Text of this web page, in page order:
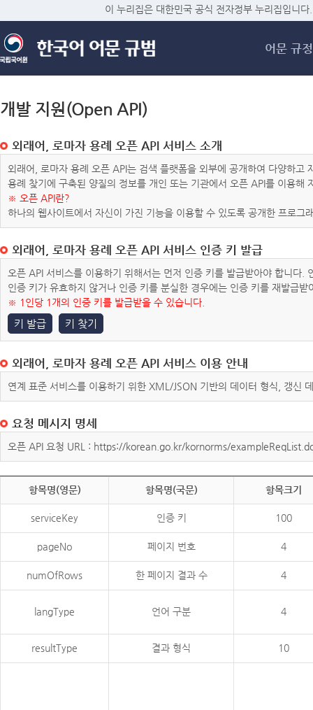
메
이 누리집은 대한민국 공식 전자정부 누리집입니다.
어문 규정
개발 지원(Open API)
외래어, 로마자 용례 오픈 API 서비스 소개
외래어, 로마자 용례 오픈 API는 검색 플랫폼을 외부에 공개하여 다양하
용례 찾기에 구축된 양질의 정보를 개인 또는 기관에서 오픈 API를 이용해
※ 오픈 API란?
하나의 웹사이트에서 자신이 가진 기능을 이용할 수 있도록 공개한 프로그
외래어, 로마자 용례 오픈 API 서비스 인증 키 발급
오픈 API 서비스를 이용하기 위해서는 먼저 인증 키를 발급받아야 합니다
인증 키가 유효하지 않거나 인증 키를 분실한 경우에는 인증 키를 재발급받
※ 1인당 1개의 인증 키를 발급받을 수 있습니다.
키 발급 키 찾기
외래어, 로마자 용례 오픈 API 서비스 이용 안내
연계 표준 서비스를 이용하기 위한 XML/JSON 기반의 데이터 형식, 갱신
요청 메시지 명세
오픈 API 요청 URL : https://korean.go.kr/kornorms/
항목명(영문) 항목명(국문) 항목크기
serviceKey 인증 키 100
pageNo 페이지 번호 4
numOfRows 한 페이지 결과 수 4
langType 언어 구분 4
resultType 결과 형식 10